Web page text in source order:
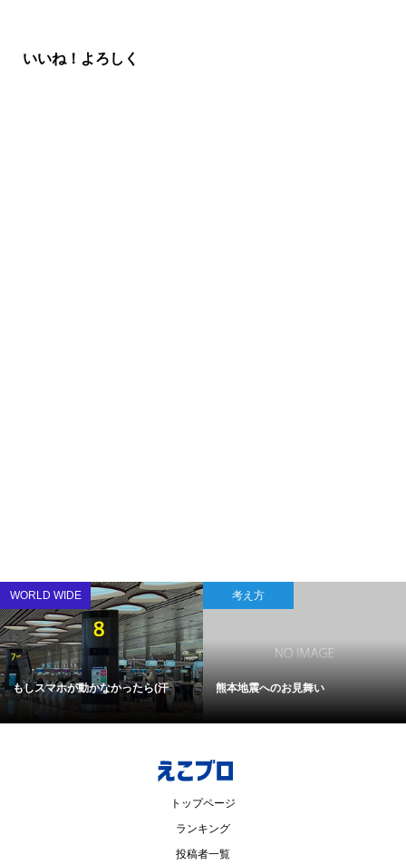
いいね！よろしく
WORLD WIDE
もしスマホが動かなかったら(汗
考え方
熊本地震へのお見舞い
トップページ
ランキング
投稿者一覧